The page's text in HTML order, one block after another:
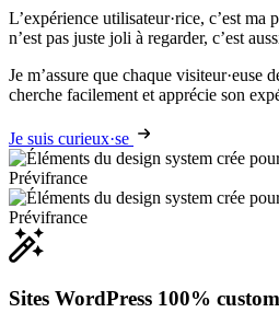
L’expérience utilisateur·rice, c’est ma
n’est pas juste joli à regarder, c’est
Je m’assure que chaque visiteur·euse
cherche facilement et apprécie son
Je suis curieux·se
Sites WordPress 100% custom